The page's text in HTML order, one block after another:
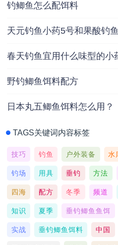
钓鲫鱼怎么配饵料
天元钓鱼小药5号和果酸钓
春天钓鱼宜用什么味型的小
野钓鲫鱼饵料配方
日本丸五鲫鱼饵料怎么用？
TAGS关键词内容标签
技巧 钓鱼 户外装备 水
钓场 用具 垂钓 方法
四海 配方 冬季 频道
知识 夏季 垂钓鲫鱼鱼饵
实战 垂钓鲫鱼饵料 中国